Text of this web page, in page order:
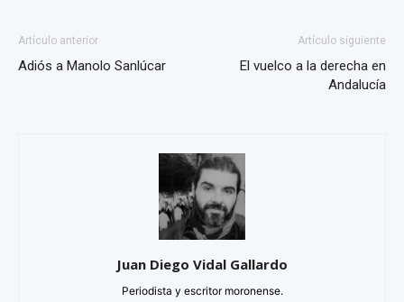
Artículo anterior
Adiós a Manolo Sanlúcar
Artículo siguiente
El vuelco a la derecha en
Andalucía
Juan Diego Vidal Gallardo
Periodista y escritor moronense.